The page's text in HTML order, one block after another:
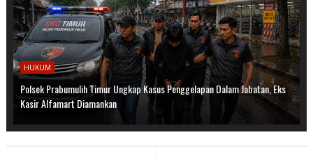
HUKUM
Polsek Prabumulih Timur Ungkap Kasus Penggelapan Dalam Jabatan, Eks
Kasir Alfamart Diamankan